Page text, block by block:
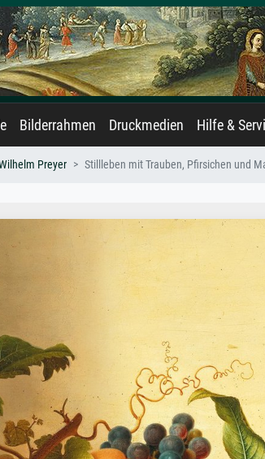
Bilderrahmen Druckmedien Hilfe &
Preyer Stillleben mit Trauben, Pfirsichen und